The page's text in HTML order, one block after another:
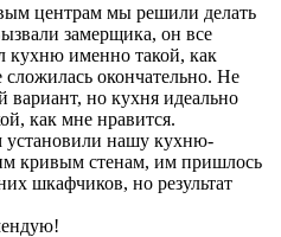
центрам мы решили делать
замерщика, он все
кухню именно такой, как
сложилась окончательно. Не
но кухня идеально
как мне нравится.
установили нашу кухню-
кривым стенам, им пришлось
шкафчиков, но результат